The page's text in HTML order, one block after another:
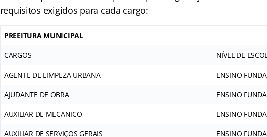
requisitos exigidos para cada cargo:
PREEITURA MUNICIPAL
CARGOS NÍVEL DE
AGENTE DE LIMPEZA URBANA ENSINO
AJUDANTE DE OBRA ENSINO
AUXILIAR DE MECANICO ENSINO
AUXILIAR DE SERVIÇOS GERAIS ENSINO